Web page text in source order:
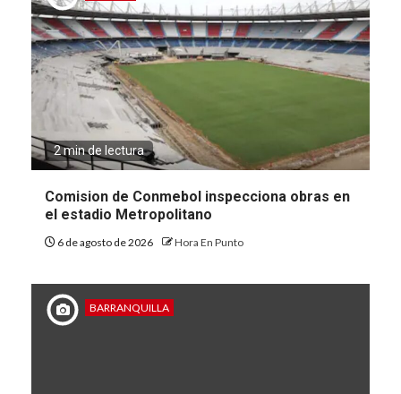
2 min de lectura
Comision de Conmebol inspecciona obras en
el estadio Metropolitano
6 de agosto de 2026 Hora En Punto
BARRANQUILLA